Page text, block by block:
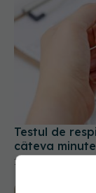
Testul de
câteva minute
15 sep 2025, 10:56